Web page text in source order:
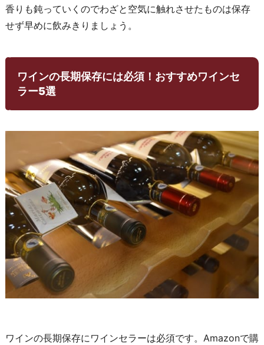
香りも鈍っていくのでわざと空気に触れさせたものは保存
せず早めに飲みきりましょう。
ワインの長期保存には必須！おすすめワインセ
ラー5選
ワインの長期保存にワインセラーは必須です。Amazonで購